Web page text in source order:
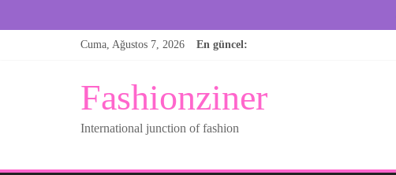
Cuma, Ağustos 7, 2026 En güncel:
Fashionziner
International junction of fashion